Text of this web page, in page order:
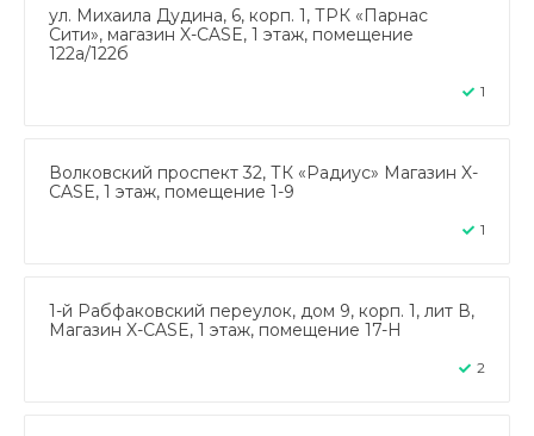
ул. Михаила Дудина, 6, корп. 1, ТРК «Парнас
Сити», магазин X-CASE, 1 этаж, помещение
122а/122б
1
Волковский проспект 32, ТК «Радиус» Магазин X-
CASE, 1 этаж, помещение 1-9
1
1-й Рабфаковский переулок, дом 9, корп. 1, лит В,
Магазин X-CASE, 1 этаж, помещение 17-Н
2